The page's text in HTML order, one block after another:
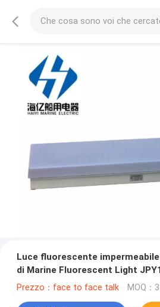
Luce fluorescente
di Marine Fluorescent Light
Prezzo：face to face talk MOQ：